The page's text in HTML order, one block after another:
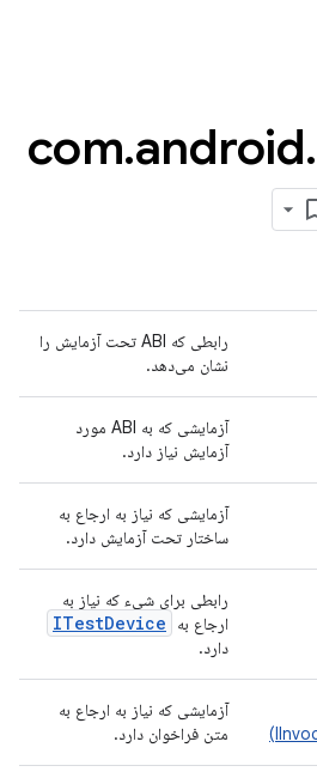
com.android.
رابطی که ABI تحت آزمایش را
نشان می‌دهد.
آزمایشی که به ABI مورد
آزمایش نیاز دارد.
آزمایشی که نیاز به ارجاع به
ساختار تحت آزمایش دارد.
رابطی برای شیء که نیاز به
ارجاع به
ITestDevice
دارد.
آزمایشی که نیاز به ارجاع به
متن فراخوان دارد.